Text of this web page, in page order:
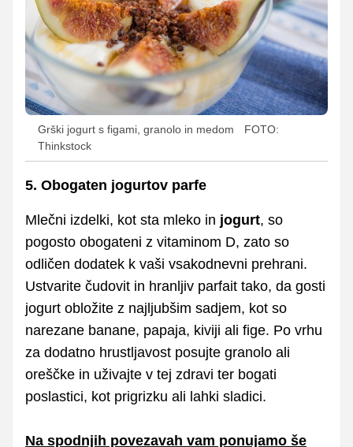
Grški jogurt s figami, granolo in medom
FOTO:
Thinkstock
5. Obogaten jogurtov parfe
Mlečni izdelki, kot sta mleko in jogurt, so
pogosto obogateni z vitaminom D, zato so
odličen dodatek k vaši vsakodnevni prehrani.
Ustvarite čudovit in hranljiv parfait tako, da gosti
jogurt obložite z najljubšim sadjem, kot so
narezane banane, papaja, kiviji ali fige. Po vrhu
za dodatno hrustljavost posujte granolo ali
oreščke in uživajte v tej zdravi ter bogati
poslastici, kot prigrizku ali lahki sladici.
Na spodnjih povezavah vam ponujamo še